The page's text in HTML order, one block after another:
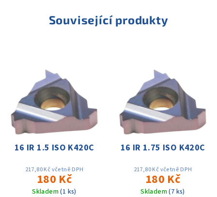
Související produkty
16 IR 1.5 ISO K420C
217,80 Kč včetně DPH
180 Kč
Skladem(1 ks)
16 IR 1.75 ISO K420C
217,80 Kč včetně DPH
180 Kč
Skladem(7 ks)